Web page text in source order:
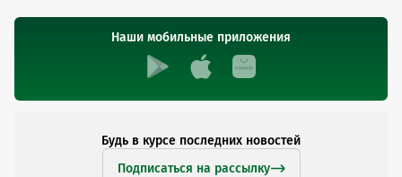
Наши мобильные приложения
Будь в курсе последних новостей
Подписаться на рассылку